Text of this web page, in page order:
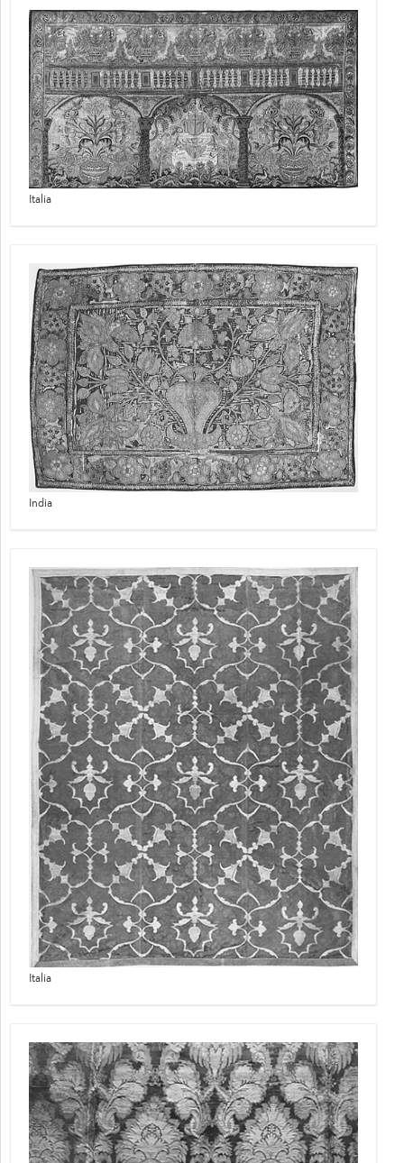
Italia
India
Italia